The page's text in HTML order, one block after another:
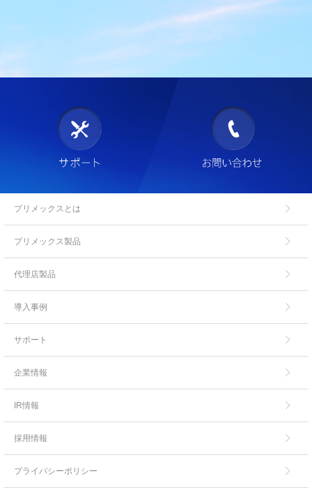
プリメックスとは
プリメックス製品
代理店製品
導入事例
サポート
企業情報
IR情報
採用情報
プライバシーポリシー